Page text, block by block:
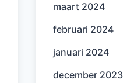
maart 2024
februari 2024
januari 2024
december 2023